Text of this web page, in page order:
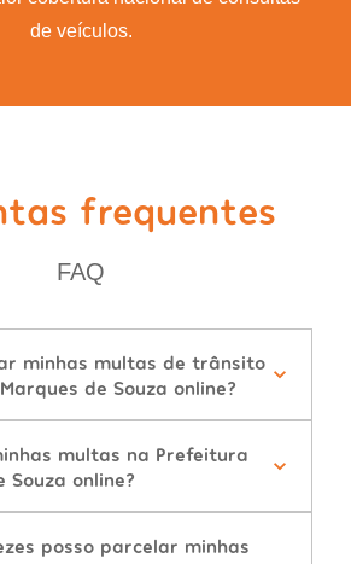
de veículos.
frequentes
FAQ
minhas multas de trânsito
de Souza online?
multas na Prefeitura
Souza online?
posso parcelar minhas